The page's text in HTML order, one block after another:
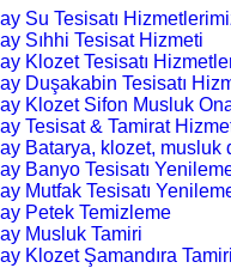
Su Tesisatı
Sıhhi Tesisat Hizmeti
Klozet Tesisatı
Duşakabin Tesisatı
Klozet Sifon Musluk
Tesisat & Tamirat
Batarya, klozet, musluk
Banyo Tesisatı
Mutfak Tesisatı
Petek Temizleme
Musluk Tamiri
Klozet Şamandıra Tamiri